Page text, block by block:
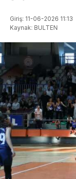
Giriş: 11-06-2026 11:13
Kaynak: BULTEN